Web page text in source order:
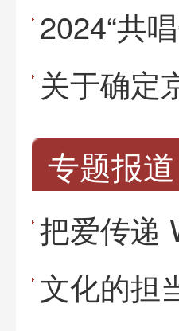
专题报道
把爱传递